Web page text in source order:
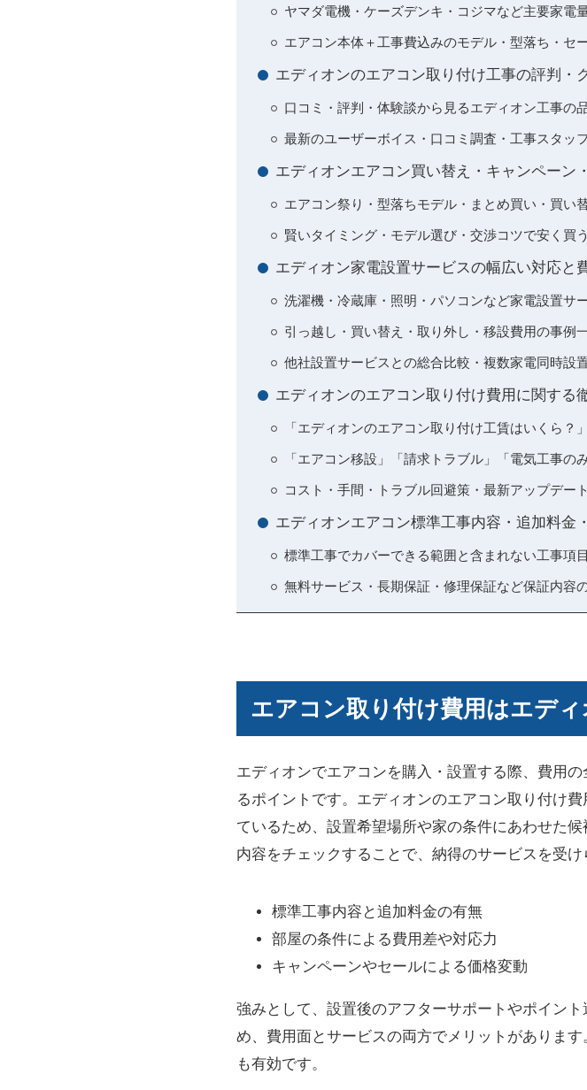
ヤマダ電機・ケーズデンキ・コジマなど主要家電
エアコン本体＋工事費込みのモデル・型落ち・セ
エディオンのエアコン取り付け工事の評判・
口コミ・評判・体験談から見るエディオン工事の
最新のユーザーボイス・口コミ調査・工事スタッ
エディオンエアコン買い替え・キャンペーン
エアコン祭り・型落ちモデル・まとめ買い・買い
賢いタイミング・モデル選び・交渉コツで安く買
エディオン家電設置サービスの幅広い対応と
洗濯機・冷蔵庫・照明・パソコンなど家電設置サ
引っ越し・買い替え・取り外し・移設費用の事例
他社設置サービスとの総合比較・複数家電同時設
エディオンのエアコン取り付け費用に関する
「エディオンのエアコン取り付け工賃はいくら？
「エアコン移設」「請求トラブル」「電気工事の
コスト・手間・トラブル回避策・最新アップデー
エディオンエアコン標準工事内容・追加料金
標準工事でカバーできる範囲と含まれない工事項
無料サービス・長期保証・修理保証など保証内容
エアコン取り付け費用はエデ
エディオンでエアコンを購入・設置する際、費用
るポイントです。エディオンのエアコン取り付け
ているため、設置希望場所や家の条件にあわせた
内容をチェックすることで、納得のサービスを受け
標準工事内容と追加料金の有無
部屋の条件による費用差や対応力
キャンペーンやセールによる価格変動
強みとして、設置後のアフターサポートやポイン
め、費用面とサービスの両方でメリットがありま
も有効です。